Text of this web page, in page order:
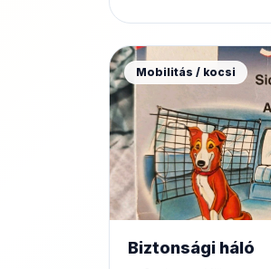
Mobilitás / kocsi
Biztonsági háló